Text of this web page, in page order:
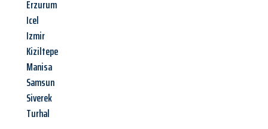
Erzurum
Icel
Izmir
Kiziltepe
Manisa
Samsun
Siverek
Turhal